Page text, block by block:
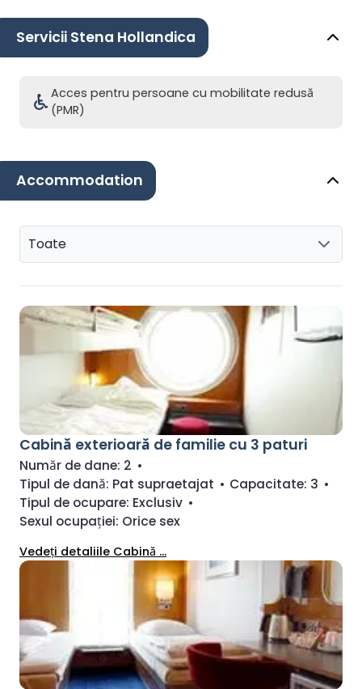
Servicii Stena Hollandica
Acces pentru persoane cu mobilitate redusă
(PMR)
Accommodation
Toate
Cabină exterioară de familie cu 3 paturi
Număr de dane: 2 •
Tipul de dană: Pat supraetajat • Capacitate: 3 •
Tipul de ocupare: Exclusiv •
Sexul ocupației: Orice sex
Vedeți detaliile Cabină ...